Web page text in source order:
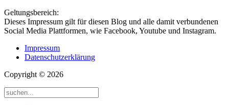
Geltungsbereich:
Dieses Impressum gilt für diesen Blog und alle damit verbundenen
Social Media Plattformen, wie Facebook, Youtube und Instagram.
Impressum
Datenschutzerklärung
Copyright © 2026